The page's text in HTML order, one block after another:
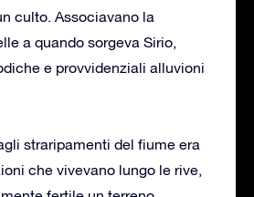
culto. Associavano la
a quando sorgeva Sirio,
e provvidenziali alluvioni
straripamenti del fiume era
che vivevano lungo le rive,